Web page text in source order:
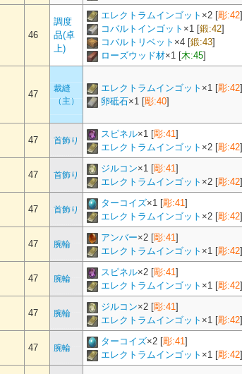
46
調度
品(卓
上)
エレクトラムインゴット ×2 [彫:42]
コバルトインゴット ×1 [鍛:42]
コバルトリベット ×4 [鍛:43]
ローズウッド材×1 [木:45]
47
裁縫
（主）
エレクトラムインゴット ×1 [彫:42]
卵砥石×1 [彫:40]
47 首飾り
スピネル×1 [彫:41]
エレクトラムインゴット ×2 [彫:42]
47 首飾り
ジルコン×1 [彫:41]
エレクトラムインゴット ×2 [彫:42]
47 首飾り
ターコイズ×1 [彫:41]
エレクトラムインゴット ×2 [彫:42]
47 腕輪
アンバー×2 [彫:41]
エレクトラムインゴット ×1 [彫:42]
47 腕輪
スピネル×2 [彫:41]
エレクトラムインゴット ×1 [彫:42]
47 腕輪
ジルコン×2 [彫:41]
エレクトラムインゴット ×1 [彫:42]
47 腕輪
ターコイズ×2 [彫:41]
エレクトラムインゴット ×1 [彫:42]